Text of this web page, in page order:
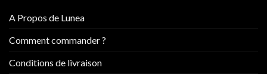
A Propos de Lunea
Comment commander ?
Conditions de livraison